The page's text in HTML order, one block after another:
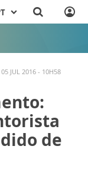
05 JUL 2016 - 10H58
de